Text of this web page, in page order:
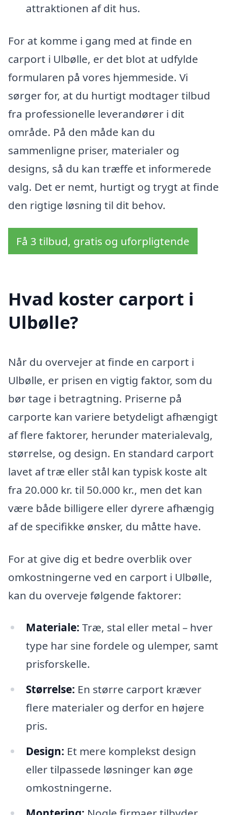
attraktionen af dit hus.
For at komme i gang med at finde en
carport i Ulbølle, er det blot at udfylde
formularen på vores hjemmeside. Vi
sørger for, at du hurtigt modtager tilbud
fra professionelle leverandører i dit
område. På den måde kan du
sammenligne priser, materialer og
designs, så du kan træffe et informerede
valg. Det er nemt, hurtigt og trygt at finde
den rigtige løsning til dit behov.
Få 3 tilbud, gratis og uforpligtende
Hvad koster carport i
Ulbølle?
Når du overvejer at finde en carport i
Ulbølle, er prisen en vigtig faktor, som du
bør tage i betragtning. Priserne på
carporte kan variere betydeligt afhængigt
af flere faktorer, herunder materialevalg,
størrelse, og design. En standard carport
lavet af træ eller stål kan typisk koste alt
fra 20.000 kr. til 50.000 kr., men det kan
være både billigere eller dyrere afhængig
af de specifikke ønsker, du måtte have.
For at give dig et bedre overblik over
omkostningerne ved en carport i Ulbølle,
kan du overveje følgende faktorer:
Materiale: Træ, stal eller metal – hver
type har sine fordele og ulemper, samt
prisforskelle.
Størrelse: En større carport kræver
flere materialer og derfor en højere
pris.
Design: Et mere komplekst design
eller tilpassede løsninger kan øge
omkostningerne.